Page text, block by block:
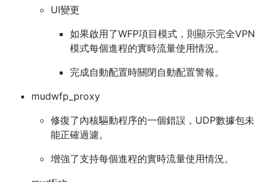
UI變更
如果啟用了WFP項目模式，則顯示完全VPN
模式每個進程的實時流量使用情況。
完成自動配置時關閉自動配置警報。
mudwfp_proxy
修復了內核驅動程序的一個錯誤，UDP數據包未
能正確過濾。
增強了支持每個進程的實時流量使用情況。